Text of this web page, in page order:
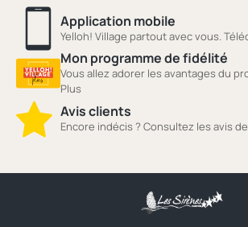
Application mobile
Yelloh! Village partout avec vous.
Mon programme de fidélité
Vous allez adorer les avantages du
Plus
Avis clients
Encore indécis ? Consultez les avis